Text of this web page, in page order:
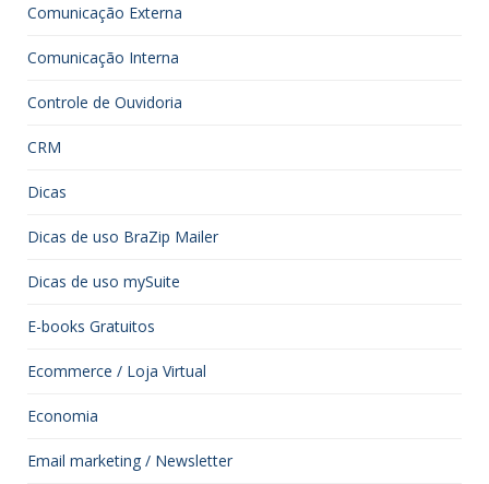
Comunicação Externa
Comunicação Interna
Controle de Ouvidoria
CRM
Dicas
Dicas de uso BraZip Mailer
Dicas de uso mySuite
E-books Gratuitos
Ecommerce / Loja Virtual
Economia
Email marketing / Newsletter